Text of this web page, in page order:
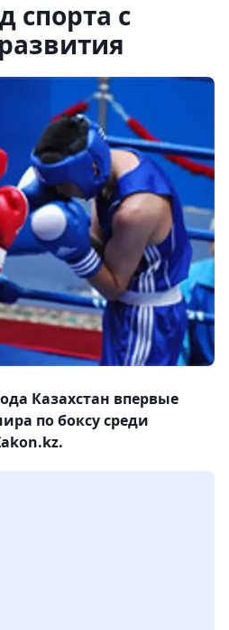
спорта с
Казахстан впервые
по боксу среди